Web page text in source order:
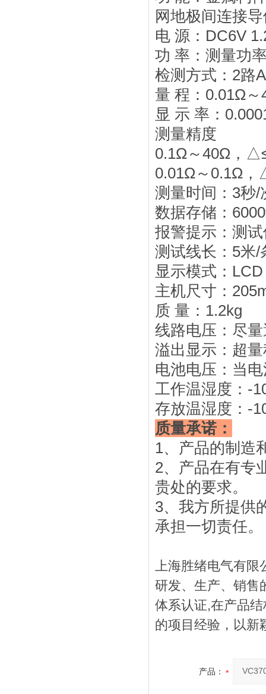
网地极间连接
电 源：DC6V
功 率：测量功
检测方式：2路
量 程：0.01Ω
显 示 率：
测量精度
0.1Ω～40Ω，
0.01Ω～0.1Ω，
测量时间：3秒/
数据存储：
报警提示：测
测试线长：5米/
显示模式：
主机尺寸：
质 量：1.2kg
线路电压：尽
溢出显示：超
电池电压：当
工作温湿度：-
存放温湿度：-
质量承诺：
1、产品的制造
2、产品在有专
贵处的要求。
3、我方所提供
承担一切责任。
上海胜绪电气有限
研发、生产、销售
体系认证,在产品
的项目经验，以
产品：